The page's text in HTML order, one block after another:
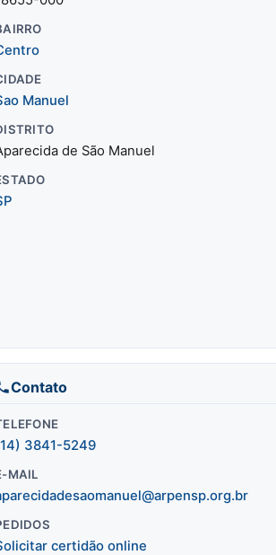
Manuel
de São Manuel
Contato
3841-5249
MAIL
certidão online